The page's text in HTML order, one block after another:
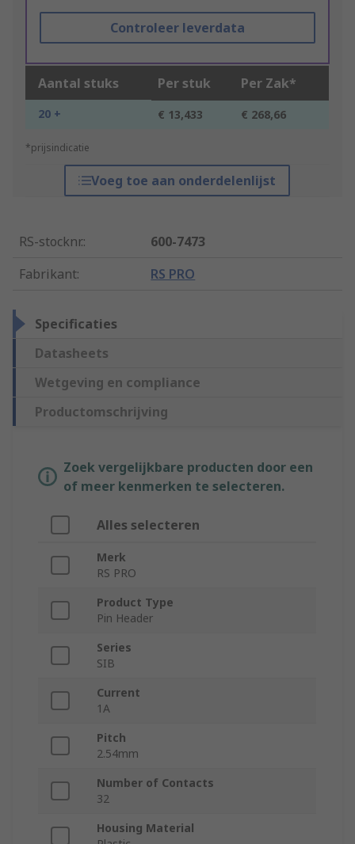
Controleer leverdata
Aantal stuks Per stuk Per Zak*
20 + € 13,433 € 268,66
*prijsindicatie
Voeg toe aan onderdelenlijst
RS-stocknr.:
600-7473
Fabrikant: RS PRO
Specificaties
Datasheets
Wetgeving en compliance
Productomschrijving
Zoek vergelijkbare producten door een
of meer kenmerken te selecteren.
Alles selecteren
Merk
RS PRO
Product Type
Pin Header
Series
SIB
Current
1A
Pitch
2.54mm
Number of Contacts
32
Housing Material